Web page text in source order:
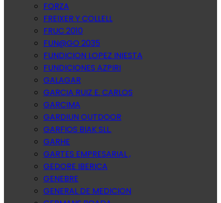
FORZA
FREIXER Y COLLELL
FRUC 2010
FUN@GO 2035
FUNDICION LOPEZ INIESTA
FUNDICIONES AZPIRI
GALAGAR
GARCIA RUIZ E. CARLOS
GARCIMA
GARDIUN OUTDOOR
GARFIOS BIAK SLL.
GARHE
GARTES EMPRESARIAL ,
GEDORE IBERICA
GENEBRE
GENERAL DE MEDICION